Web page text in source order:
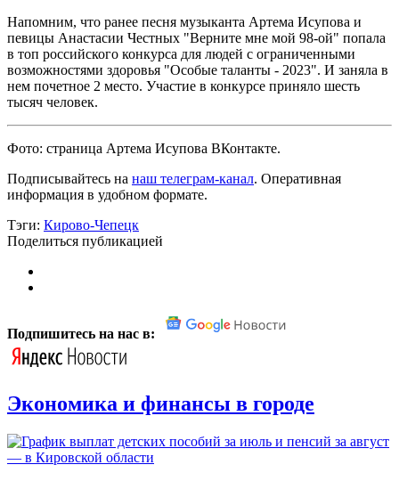
Напомним, что ранее песня музыканта Артема Исупова и
певицы Анастасии Честных "Верните мне мой 98-ой" попала
в топ российского конкурса для людей с ограниченными
возможностями здоровья "Особые таланты - 2023". И заняла в
нем почетное 2 место. Участие в конкурсе приняло шесть
тысяч человек.
Фото: страница Артема Исупова ВКонтакте.
Подписывайтесь на наш телеграм-канал. Оперативная
информация в удобном формате.
Тэги: Кирово-Чепецк
Поделиться публикацией
Подпишитесь на нас в:
Экономика и финансы в городе